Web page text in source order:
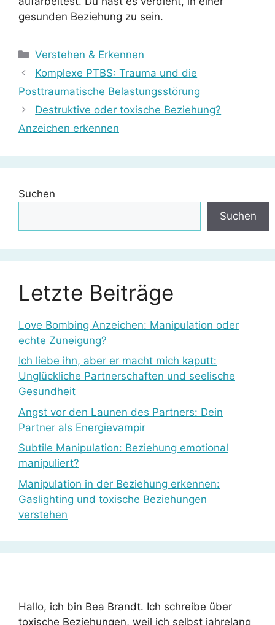
gesunden Beziehung zu sein.
Kategorien
Verstehen & Erkennen
Komplexe PTBS: Trauma und die
Posttraumatische Belastungsstörung
Destruktive oder toxische Beziehung?
Anzeichen erkennen
Suchen
Suchen
Letzte Beiträge
Love Bombing Anzeichen: Manipulation oder
echte Zuneigung?
Ich liebe ihn, aber er macht mich kaputt:
Unglückliche Partnerschaften und seelische
Gesundheit
Angst vor den Launen des Partners: Dein
Partner als Energievampir
Subtile Manipulation: Beziehung emotional
manipuliert?
Manipulation in der Beziehung erkennen:
Gaslighting und toxische Beziehungen
verstehen
Hallo, ich bin Bea Brandt. Ich schreibe über
toxische Beziehungen, weil ich selbst jahrelang